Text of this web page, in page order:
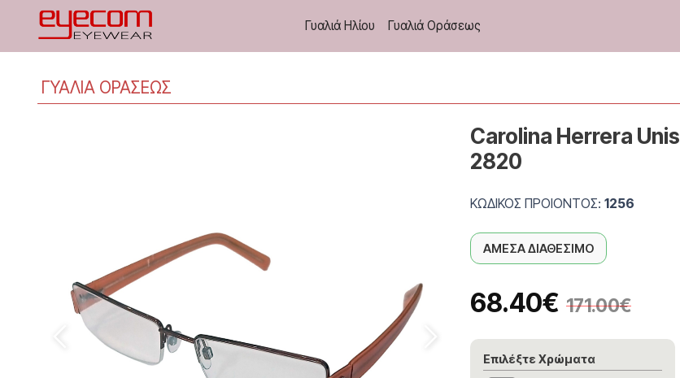
Γυαλιά Ηλίου Γυαλιά Οράσεως
ΓΥΑΛΙΑ ΟΡΑΣΕΩΣ
Carolina Herrera
2820
ΚΩΔΙΚΟΣ ΠΡΟΙΟΝΤΟΣ: 1256
ΑΜΕΣΑ ΔΙΑΘΕΣΙΜΟ
68.40€ 171.00€
Επιλέξτε Χρώματα